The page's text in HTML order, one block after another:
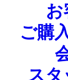
お
ご購
スタ